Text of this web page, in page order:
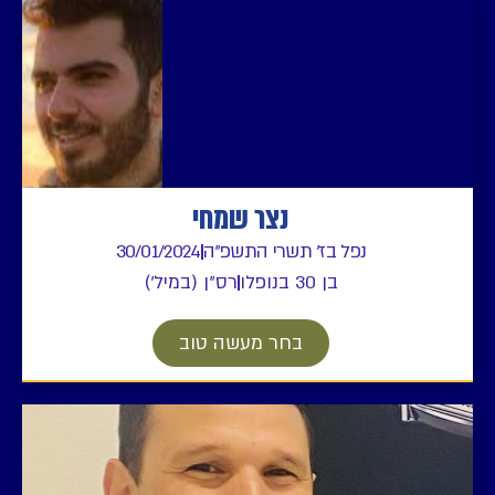
נצר שמחי
נפל בז' תשרי התשפ"ה30/01/2024
בן 30 בנופלו
רס"ן (במיל')
בחר מעשה טוב